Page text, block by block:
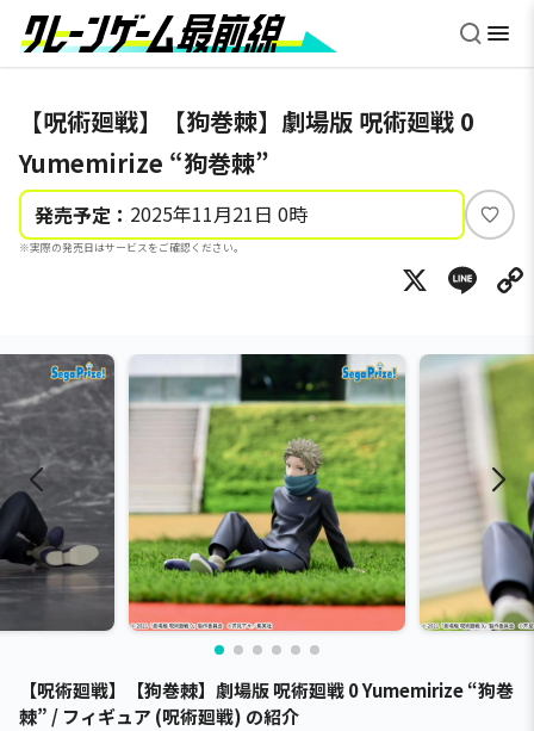
【呪術廻戦】【狗巻棘】劇場版 呪術廻戦 0
Yumemirize “狗巻棘”
発売予定： 2025年11月21日 0時
※実際の発売日はサービスをご確認ください。
い
ね
X
【呪術廻戦】【狗巻棘】劇場版 呪術廻戦 0 Yumemirize “狗巻
棘” / フィギュア (呪術廻戦) の紹介